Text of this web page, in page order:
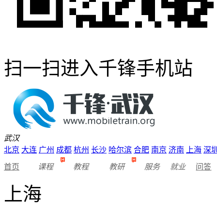
扫一扫进入千锋手机站
武汉
北京 大连 广州 成都 杭州 长沙 哈尔滨 合肥 南京 济南 上海 深
首页 课程 教程 教研 服务 就业 问答
上海